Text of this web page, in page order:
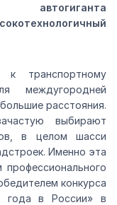
автогиганта
транспортному
междугородней
расстояния.
выбирают
в целом шасси
Именно эта
конкурса
года в России» в